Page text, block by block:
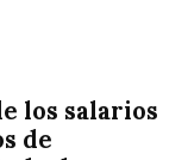
los salarios
de